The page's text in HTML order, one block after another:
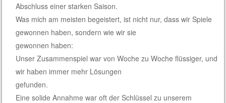
Abschluss einer starken Saison.
Was mich am meisten begeistert, ist nicht nur, dass wir Spiele
gewonnen haben, sondern wie wir sie
gewonnen haben:
Unser Zusammenspiel war von Woche zu Woche flüssiger, und
wir haben immer mehr Lösungen
gefunden.
Eine solide Annahme war oft der Schlüssel zu unserem